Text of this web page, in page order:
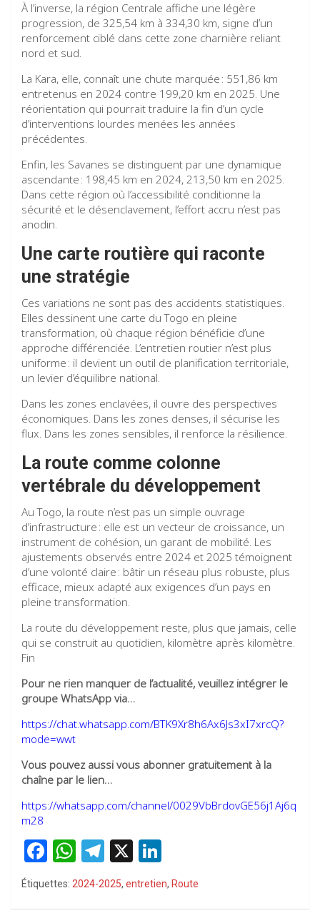
À l’inverse, la région Centrale affiche une légère
progression, de 325,54 km à 334,30 km, signe d’un
renforcement ciblé dans cette zone charnière reliant
nord et sud.
La Kara, elle, connaît une chute marquée : 551,86 km
entretenus en 2024 contre 199,20 km en 2025. Une
réorientation qui pourrait traduire la fin d’un cycle
d’interventions lourdes menées les années
précédentes.
Enfin, les Savanes se distinguent par une dynamique
ascendante : 198,45 km en 2024, 213,50 km en 2025.
Dans cette région où l’accessibilité conditionne la
sécurité et le désenclavement, l’effort accru n’est pas
anodin.
Une carte routière qui raconte
une stratégie
Ces variations ne sont pas des accidents statistiques.
Elles dessinent une carte du Togo en pleine
transformation, où chaque région bénéficie d’une
approche différenciée. L’entretien routier n’est plus
uniforme : il devient un outil de planification territoriale,
un levier d’équilibre national.
Dans les zones enclavées, il ouvre des perspectives
économiques. Dans les zones denses, il sécurise les
flux. Dans les zones sensibles, il renforce la résilience.
La route comme colonne
vertébrale du développement
Au Togo, la route n’est pas un simple ouvrage
d’infrastructure : elle est un vecteur de croissance, un
instrument de cohésion, un garant de mobilité. Les
ajustements observés entre 2024 et 2025 témoignent
d’une volonté claire : bâtir un réseau plus robuste, plus
efficace, mieux adapté aux exigences d’un pays en
pleine transformation.
La route du développement reste, plus que jamais, celle
qui se construit au quotidien, kilomètre après kilomètre.
Fin
Pour ne rien manquer de l’actualité, veuillez intégrer le
groupe WhatsApp via…
https://chat.whatsapp.com/BTK9Xr8h6Ax6Js3xI7xrcQ?
mode=wwt
Vous pouvez aussi vous abonner gratuitement à la
chaîne par le lien…
https://whatsapp.com/channel/0029VbBrdovGE56j1Aj6q
m28
F
a
W
h
T
el
X
n
ke
Étiquettes: 2024-2025, entretien, Route